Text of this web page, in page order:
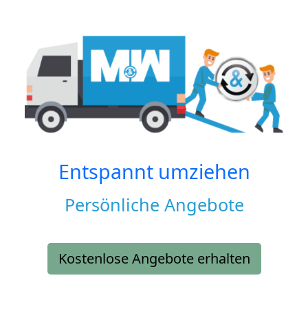
Entspannt umziehen
Persönliche Angebote
Kostenlose Angebote erhalten